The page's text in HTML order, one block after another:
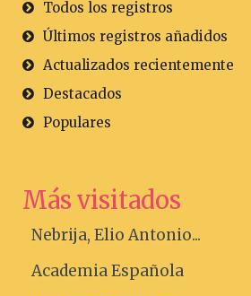
Todos los registros
Últimos registros añadidos
Actualizados recientemente
Destacados
Populares
Más visitados
Nebrija, Elio Antonio...
Academia Española